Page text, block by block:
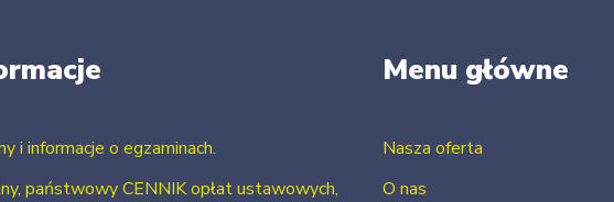
i informacje o egzaminach.
państwowy CENNIK opłat ustawowych,
Menu główne
Nasza oferta
O nas